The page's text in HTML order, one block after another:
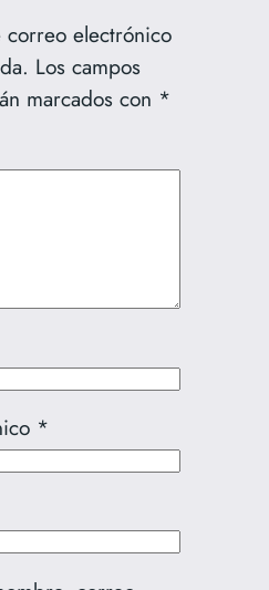
electrónico
Los campos
marcados con *
*